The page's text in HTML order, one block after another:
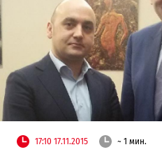
17:10 17.11.2015 ~ 1 мин.